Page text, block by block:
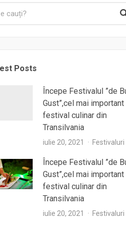
Posts
Începe Festivalul ”de
Gust”,cel mai important
festival culinar din
Transilvania
iulie 20, 2021 Festivaluri
Începe Festivalul ”de
Gust”,cel mai important
festival culinar din
Transilvania
iulie 20, 2021 Festivaluri